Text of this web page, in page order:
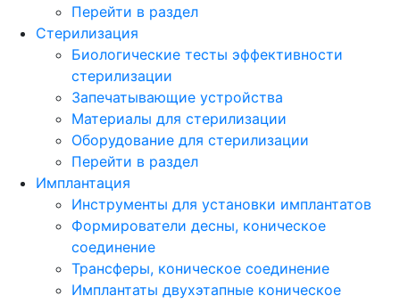
Перейти в раздел
Стерилизация
Биологические тесты эффективности
стерилизации
Запечатывающие устройства
Материалы для стерилизации
Оборудование для стерилизации
Перейти в раздел
Имплантация
Инструменты для установки имплантатов
Формирователи десны, коническое
соединение
Трансферы, коническое соединение
Имплантаты двухэтапные коническое